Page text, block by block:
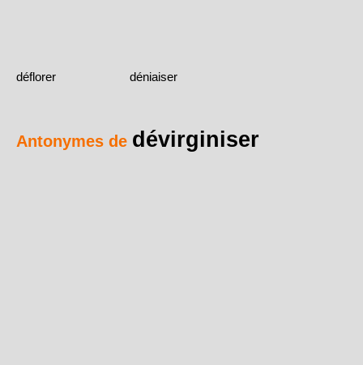
déflorer déniaiser
Antonymes de dévirginiser